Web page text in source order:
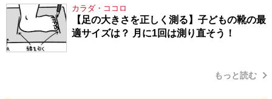
カラダ・ココロ
【足の大きさを正しく測る】子どもの靴の最
適サイズは？ 月に1回は測り直そう！
もっと読む